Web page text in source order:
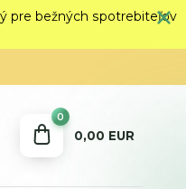
pre bežných spotrebiteľov
0
0,00 EUR